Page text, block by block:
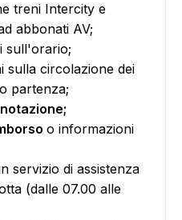
treni Intercity e
abbonati AV;
sull'orario;
sulla circolazione dei
partenza;
o informazioni
servizio di assistenza
(dalle 07.00 alle